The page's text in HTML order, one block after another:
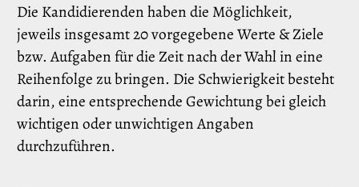
Die Kandidierenden haben die Möglichkeit,
jeweils insgesamt 20 vorgegebene Werte & Ziele
bzw. Aufgaben für die Zeit nach der Wahl in eine
Reihenfolge zu bringen. Die Schwierigkeit besteht
darin, eine entsprechende Gewichtung bei gleich
wichtigen oder unwichtigen Angaben
durchzuführen.